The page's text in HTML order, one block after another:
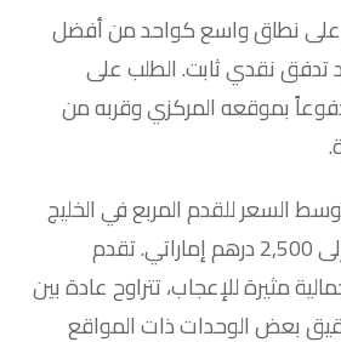
على نطاق واسع كواحد من أفضل
تدفق نقدي ثابت. الطلب على
بموقعه المركزي وقربه من
يبلغ متوسط السعر للقدم المربع في الخليج
التجاري حوالي 2,400 إلى 2,500 درهم إماراتي. تقدم
مثيرة للإعجاب، تتراوح عادة بين
مع تحقيق بعض الوحدات ذات المواقع